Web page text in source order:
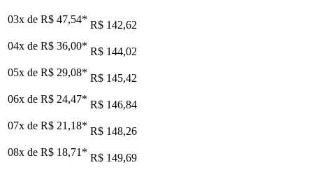
03x de R$ 47,54* R$ 142,62
04x de R$ 36,00* R$ 144,02
05x de R$ 29,08* R$ 145,42
06x de R$ 24,47* R$ 146,84
07x de R$ 21,18* R$ 148,26
08x de R$ 18,71* R$ 149,69